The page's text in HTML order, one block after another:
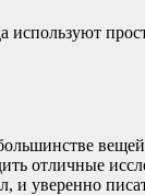
используют
отличные
и уверенно